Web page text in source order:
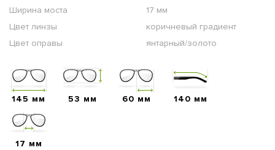
Ширина моста
17 мм
Цвет линзы
коричневый градиент
Цвет оправы
янтарный/золото
145 мм 53 мм 60 мм 140 мм
17 мм